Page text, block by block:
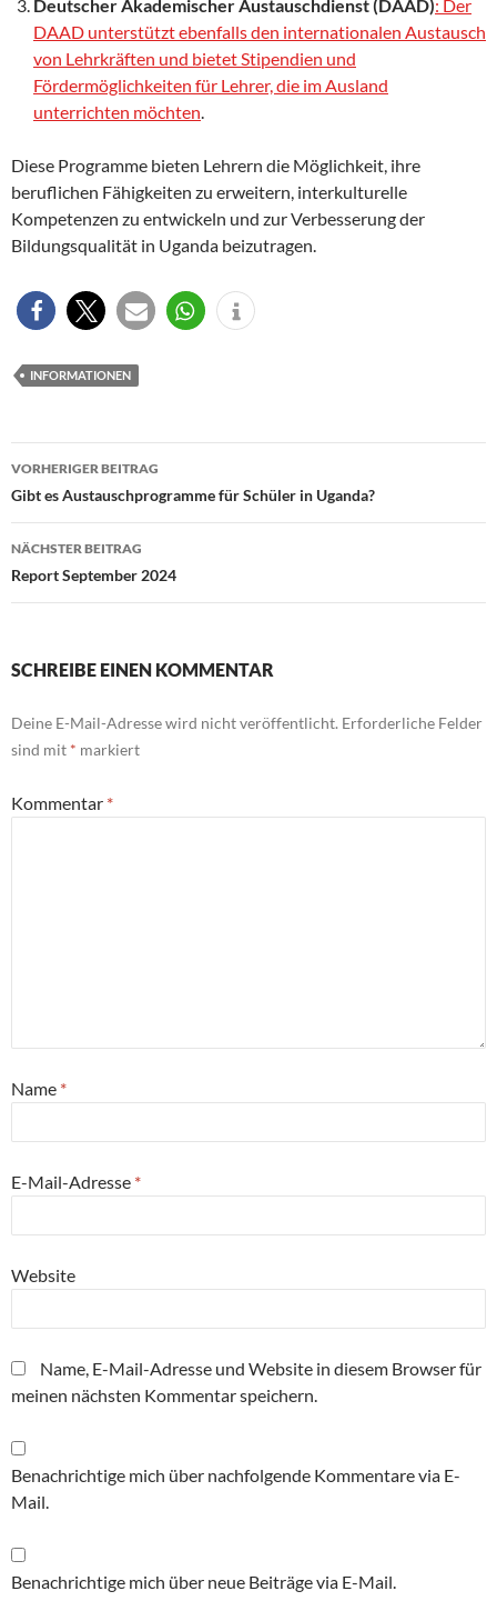
Deutscher Akademischer Austauschdienst (DAAD): Der
DAAD unterstützt ebenfalls den internationalen Austausch
von Lehrkräften und bietet Stipendien und
Fördermöglichkeiten für Lehrer, die im Ausland
unterrichten möchten.
Diese Programme bieten Lehrern die Möglichkeit, ihre
beruflichen Fähigkeiten zu erweitern, interkulturelle
Kompetenzen zu entwickeln und zur Verbesserung der
Bildungsqualität in Uganda beizutragen.
INFORMATIONEN
Beitragsnavigation
VORHERIGER BEITRAG
Gibt es Austauschprogramme für Schüler in Uganda?
NÄCHSTER BEITRAG
Report September 2024
SCHREIBE EINEN KOMMENTAR
Deine E-Mail-Adresse wird nicht veröffentlicht. Erforderliche Felder
sind mit * markiert
Kommentar *
Name *
E-Mail-Adresse *
Website
Name, E-Mail-Adresse und Website in diesem Browser für
meinen nächsten Kommentar speichern.
Benachrichtige mich über nachfolgende Kommentare via E-
Mail.
Benachrichtige mich über neue Beiträge via E-Mail.